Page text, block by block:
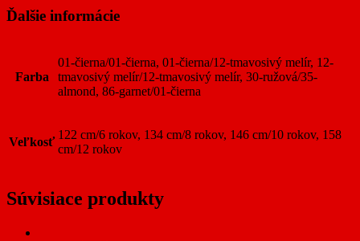
Ďalšie informácie
Farba
01-čierna/01-čierna, 01-čierna/12-tmavosivý melír, 12-
tmavosivý melír/12-tmavosivý melír, 30-ružová/35-
almond, 86-garnet/01-čierna
Veľkosť
122 cm/6 rokov, 134 cm/8 rokov, 146 cm/10 rokov, 158
cm/12 rokov
Súvisiace produkty